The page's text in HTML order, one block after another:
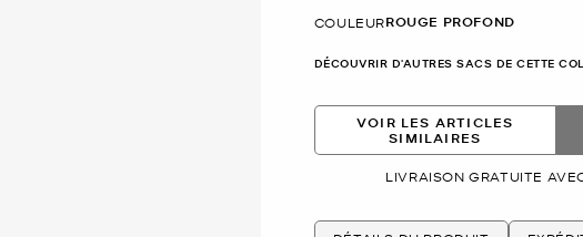
COULEURROUGE PROFOND
DÉCOUVRIR D'AUTRES SACS DE CETTE
VOIR LES ARTICLES
SIMILAIRES
LIVRAISON GRATUITE